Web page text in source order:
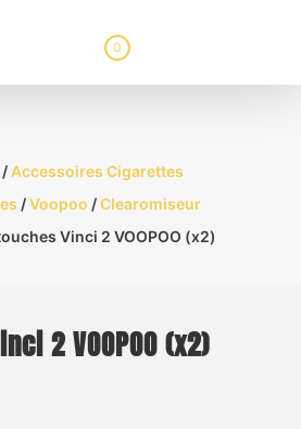
0
Accessoires Cigarettes
/Voopoo /Clearomiseur
Vinci 2 VOOPOO (x2)
2 VOOPOO (x2)